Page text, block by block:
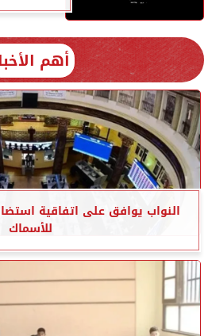
أهم
النواب يوافق على اتفاقية
للأسماك